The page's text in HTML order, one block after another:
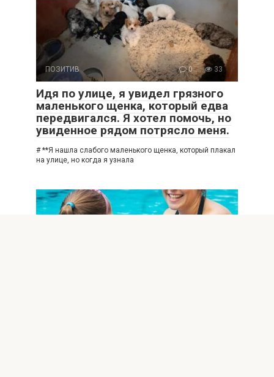
ПОЗИТИВ 0 33
Идя по улице, я увидел грязного
маленького щенка, который едва
передвигался. Я хотел помочь, но
увиденное рядом потрясло меня.
# **Я нашла слабого маленького щенка, который плакал
на улице, но когда я узнала